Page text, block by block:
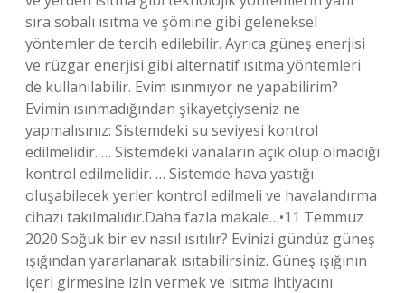
sıra sobalı ısıtma ve şömine gibi geleneksel
yöntemler de tercih edilebilir. Ayrıca güneş enerjisi
ve rüzgar enerjisi gibi alternatif ısıtma yöntemleri
de kullanılabilir. Evim ısınmıyor ne yapabilirim?
Evimin ısınmadığından şikayetçiyseniz ne
yapmalısınız: Sistemdeki su seviyesi kontrol
edilmelidir. … Sistemdeki vanaların açık olup olmadığı
kontrol edilmelidir. … Sistemde hava yastığı
oluşabilecek yerler kontrol edilmeli ve havalandırma
cihazı takılmalıdır.Daha fazla makale…•11 Temmuz
2020 Soğuk bir ev nasıl ısıtılır? Evinizi gündüz güneş
ışığından yararlanarak ısıtabilirsiniz. Güneş ışığının
içeri girmesine izin vermek ve ısıtma ihtiyacını